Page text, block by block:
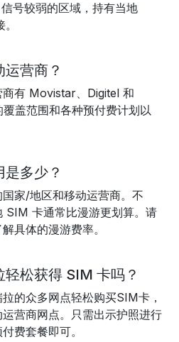
号较弱的区域，持有当地
营商？
有 Movistar、Digitel 和
盖范围和各种预付费计划以
多少？
家/地区和移动运营商。不
SIM 卡通常比漫游更划算。请
具体的漫游费率。
松获得 SIM 卡吗？
的众多网点轻松购买SIM卡，
营商网点。只需出示护照进行
费套餐即可。